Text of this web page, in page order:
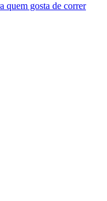
quem gosta de correr